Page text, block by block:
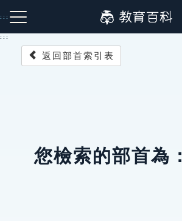
到
主
:::
:::
返回部首索引表
您檢索的部首為：